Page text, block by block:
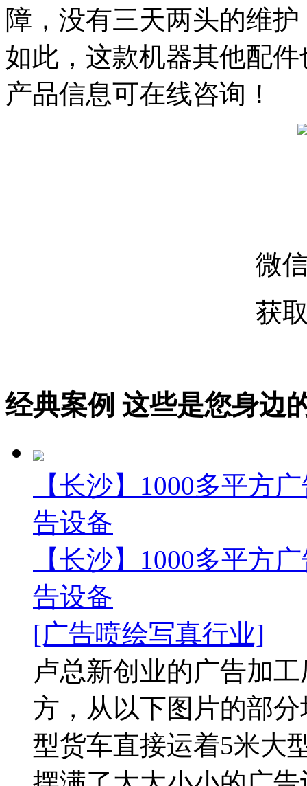
障，没有三天两头的维
如此，这款机器其他配
产品信息可在线咨询！
微
获
经典案例 这些是您身边
【长沙】1000多平方
告设备
【长沙】1000多平方
告设备
[广告喷绘写真行业]
卢总新创业的广告加
方，从以下图片的部
型货车直接运着5米大